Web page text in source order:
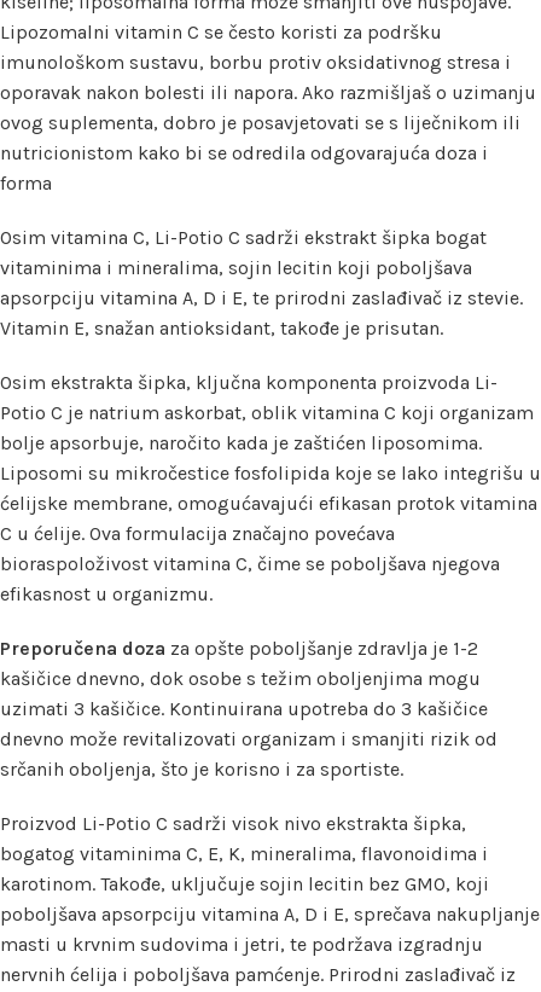
Lipozomalni vitamin C se često koristi za podršku
imunološkom sustavu, borbu protiv oksidativnog stresa i
oporavak nakon bolesti ili napora. Ako razmišljaš o uzimanju
ovog suplementa, dobro je posavjetovati se s liječnikom ili
nutricionistom kako bi se odredila odgovarajuća doza i
forma
Osim vitamina C, Li-Potio C sadrži ekstrakt šipka bogat
vitaminima i mineralima, sojin lecitin koji poboljšava
apsorpciju vitamina A, D i E, te prirodni zaslađivač iz stevie.
Vitamin E, snažan antioksidant, takođe je prisutan.
Osim ekstrakta šipka, ključna komponenta proizvoda Li-
Potio C je natrium askorbat, oblik vitamina C koji organizam
bolje apsorbuje, naročito kada je zaštićen liposomima.
Liposomi su mikročestice fosfolipida koje se lako integrišu u
ćelijske membrane, omogućavajući efikasan protok vitamina
C u ćelije. Ova formulacija značajno povećava
bioraspoloživost vitamina C, čime se poboljšava njegova
efikasnost u organizmu.
Preporučena doza za opšte poboljšanje zdravlja je 1-2
kašičice dnevno, dok osobe s težim oboljenjima mogu
uzimati 3 kašičice. Kontinuirana upotreba do 3 kašičice
dnevno može revitalizovati organizam i smanjiti rizik od
srčanih oboljenja, što je korisno i za sportiste.
Proizvod Li-Potio C sadrži visok nivo ekstrakta šipka,
bogatog vitaminima C, E, K, mineralima, flavonoidima i
karotinom. Takođe, uključuje sojin lecitin bez GMO, koji
poboljšava apsorpciju vitamina A, D i E, sprečava nakupljanje
masti u krvnim sudovima i jetri, te podržava izgradnju
nervnih ćelija i poboljšava pamćenje. Prirodni zaslađivač iz